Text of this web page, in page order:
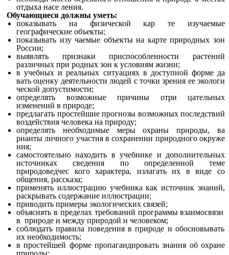
отдыха насе ления.
Обучающиеся должны уметь:
показывать на физической кар те изучаемые
географические объекты;
показывать изу чаемые объекты на карте природных зон
России;
выявлять признаки приспособленности растений
различных при родных зон к условиям жизни;
в учебных и реальных ситуациях в доступной форме да
вать оценку деятельности людей с точки зрения ее экологи
ческой допустимости;
определять возможные причины отри цательных
изменений в природе;
предлагать простейшие прогнозы возможных последствий
воздействия человека на природу;
определять необходимые меры охраны природы, ва
рианты личного участия в сохранении природного окруже
ния;
самостоятельно находить в учебнике и дополнительных
источниках сведения по определенной теме
природоведчес кого характера, излагать их в виде со
общения, рассказа;
применять иллюстрацию учебника как источник знаний,
раскрывать содержание иллюстрации;
приводить примеры экологических связей;
объяснять в пределах требований программы взаимосвязи
в природе и между природой и человеком;
соблюдать правила поведения в природе и обосновывать
их необходимость;
в простейшей форме пропагандировать знания об охране